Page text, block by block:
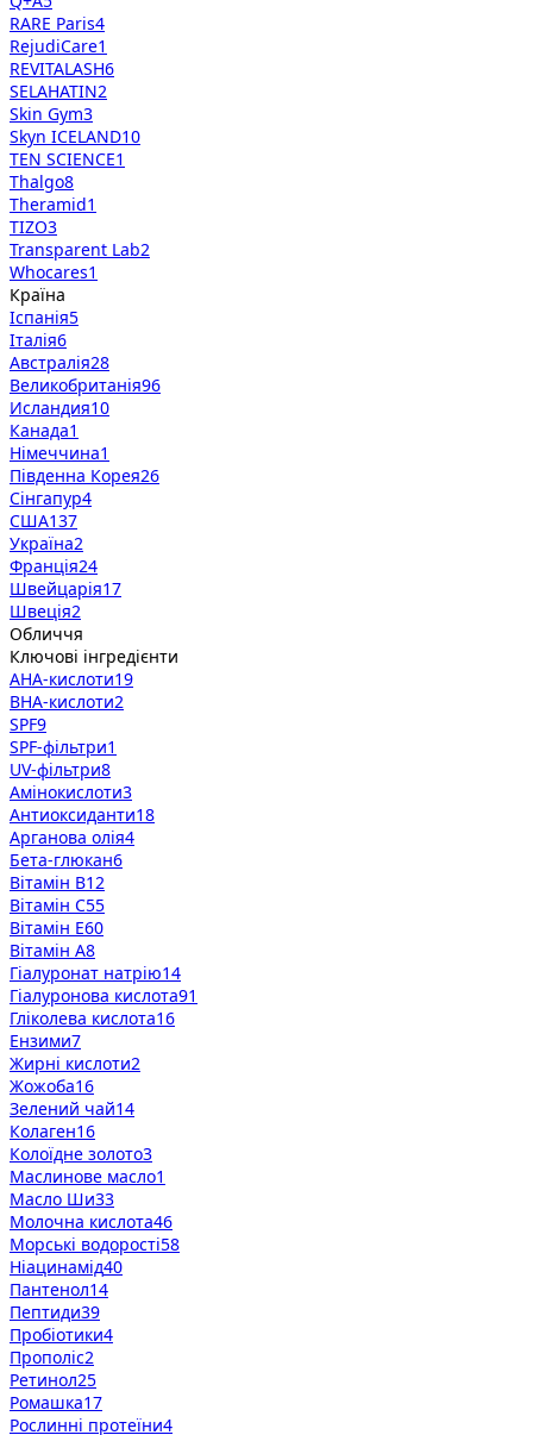
RARE Paris4
RejudiCare1
REVITALASH6
SELAHATIN2
Skin Gym3
Skyn ICELAND10
TEN SCIENCE1
Thalgo8
Theramid1
TIZO3
Transparent Lab2
Whocares1
Країна
Іспанія5
Італія6
Австралія28
Великобританія96
Исландия10
Канада1
Німеччина1
Південна Корея26
Сінгапур4
США137
Україна2
Франція24
Швейцарія17
Швеція2
Обличчя
Ключові інгредієнти
AHA-кислоти19
BHA-кислоти2
SPF9
SPF-фільтри1
UV-фільтри8
Амінокислоти3
Антиоксиданти18
Арганова олія4
Бета-глюкан6
Вітамін B12
Вітамін C55
Вітамін E60
Вітамін А8
Гіалуронат натрію14
Гіалуронова кислота91
Гліколева кислота16
Ензими7
Жирні кислоти2
Жожоба16
Зелений чай14
Колаген16
Колоїдне золото3
Маслинове масло1
Масло Ши33
Молочна кислота46
Морські водорості58
Ніацинамід40
Пантенол14
Пептиди39
Пробіотики4
Прополіс2
Ретинол25
Ромашка17
Рослинні протеїни4